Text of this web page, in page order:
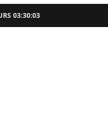
03:30:02